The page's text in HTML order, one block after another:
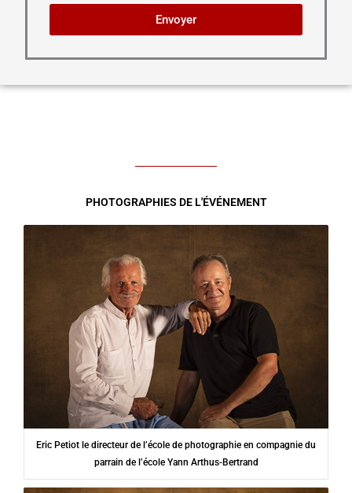
Envoyer
PHOTOGRAPHIES DE L'ÉVÉNEMENT
Eric Petiot le directeur de l’école de photographie en compagnie du
parrain de l’école Yann Arthus-Bertrand